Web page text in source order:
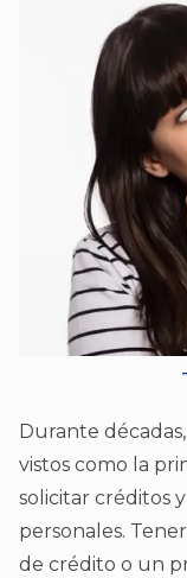
Durante
vistos como la
solicitar créditos
personales.
de crédito o un